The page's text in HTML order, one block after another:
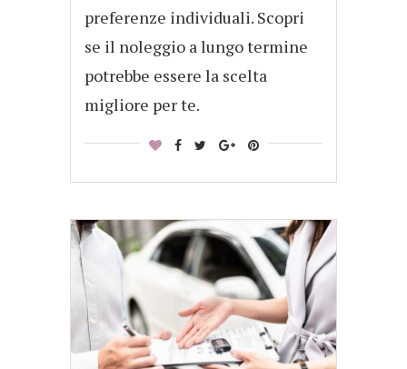
preferenze individuali. Scopri
se il noleggio a lungo termine
potrebbe essere la scelta
migliore per te.